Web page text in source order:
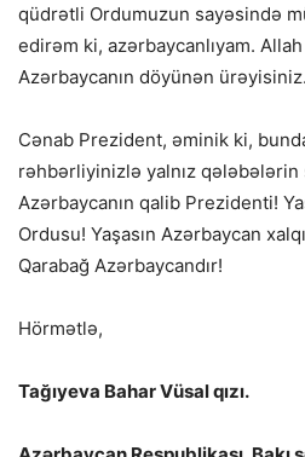
qüdrətli Ordumuzun sayəsində
edirəm ki, azərbaycanlıyam.
Azərbaycanın döyünən
Cənab Prezident, əminik ki,
rəhbərliyinizlə yalnız qələbələrin
Azərbaycanın qalib Prezidenti!
Ordusu! Yaşasın Azərbaycan
Qarabağ Azərbaycandır!
Hörmətlə,
Tağıyeva Bahar Vüsal qızı.